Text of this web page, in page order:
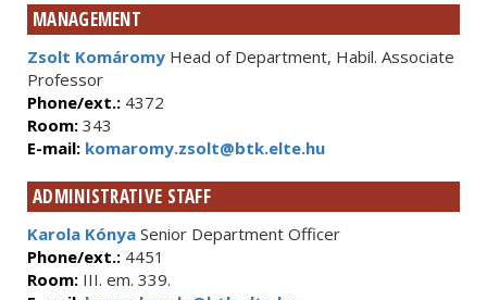
MANAGEMENT
Zsolt Komáromy Head of Department, Habil. Associate
Professor
Phone/ext.: 4372
Room: 343
E-mail: komaromy.zsolt@btk.elte.hu
ADMINISTRATIVE STAFF
Karola Kónya Senior Department Officer
Phone/ext.: 4451
Room: III. em. 339.